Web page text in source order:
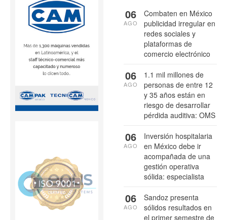
Combaten en México
publicidad irregular en
redes sociales y
plataformas de
comercio electrónico
06
AGO
1.1 mil millones de
personas de entre 12
y 35 años están en
riesgo de desarrollar
pérdida auditiva: OMS
06
AGO
Inversión hospitalaria
en México debe ir
acompañada de una
gestión operativa
sólida: especialista
06
AGO
Sandoz presenta
sólidos resultados en
el primer semestre de
06
AGO